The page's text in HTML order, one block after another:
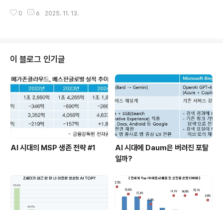
로 시장에 등장, 심비안의 완전 공개 예정 발표 등 경쟁이
까지 왔다. 가젯으로서의 완성도 뿐만 아니라, 플랫폼과 A
아이폰은 23%, 팜은 9%를 차지했다. 아이폰의 성공과 무
선 ARPU 기여도에는 이견이 있을 수 없지만 이러한 성공
을 스마트폰 전체 시장으로 '일반화'하는 것에는 조심스럽
게 접근해야 한다. RIM을 통해 일찍부터 스마트폰의 대중
화와 E-mail 서비스 등을 제공받던 북미 모바일 시장도 무
선 ARP..
0 6 2025. 11. 13.
이 블로그 인기글
AI 시대의 MSP 생존 전략 #1
AI 시대에 Daum은 버려진 포탈
일까?